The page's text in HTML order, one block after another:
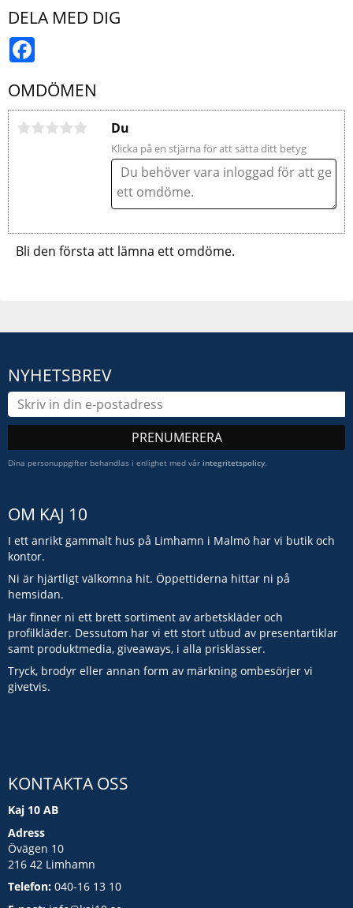
DELA MED DIG
OMDÖMEN
Du
Klicka på en stjärna för att sätta ditt betyg
Bli den första att lämna ett omdöme.
NYHETSBREV
PRENUMERERA
Dina personuppgifter behandlas i enlighet med vår integritetspolicy.
OM KAJ 10
I ett anrikt gammalt hus på Limhamn i Malmö har vi butik och
kontor.
Ni är hjärtligt välkomna hit. Öppettiderna hittar ni på
hemsidan.
Här finner ni ett brett sortiment av arbetskläder och
profilkläder. Dessutom har vi ett stort utbud av presentartiklar
samt produktmedia, giveaways, i alla prisklasser.
Tryck, brodyr eller annan form av märkning ombesörjer vi
givetvis.
KONTAKTA OSS
Kaj 10 AB
Adress
Övägen 10
216 42 Limhamn
Telefon: 040-16 13 10